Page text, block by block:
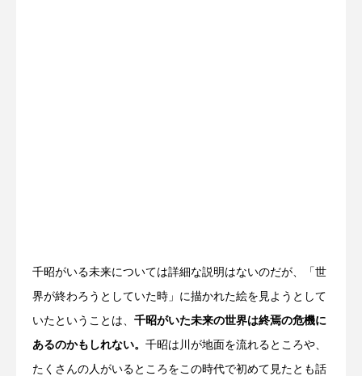
千昭がいる未来については詳細な説明はないのだが、「世
界が終わろうとしていた時」に描かれた絵を見ようとして
いたということは、 千昭がいた未来の世界は終焉の危機に
あるのかもしれない。 千昭は川が地面を流れるところや、
たくさんの人がいるところをこの時代で初めて見たとも話